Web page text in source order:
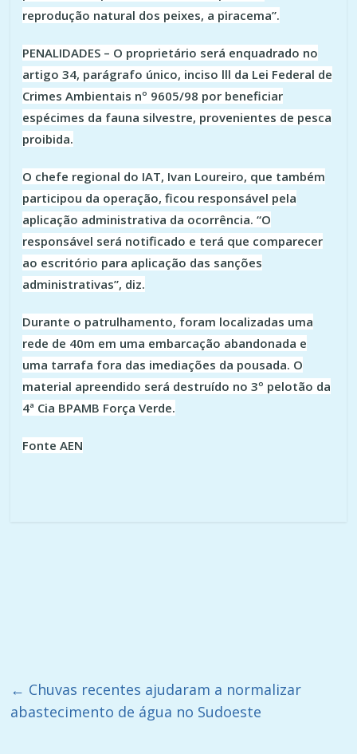
reprodução natural dos peixes, a piracema”.
PENALIDADES – O proprietário será enquadrado no
artigo 34, parágrafo único, inciso lll da Lei Federal de
Crimes Ambientais nº 9605/98 por beneficiar
espécimes da fauna silvestre, provenientes de pesca
proibida.
O chefe regional do IAT, Ivan Loureiro, que também
participou da operação, ficou responsável pela
aplicação administrativa da ocorrência. “O
responsável será notificado e terá que comparecer
ao escritório para aplicação das sanções
administrativas”, diz.
Durante o patrulhamento, foram localizadas uma
rede de 40m em uma embarcação abandonada e
uma tarrafa fora das imediações da pousada. O
material apreendido será destruído no 3º pelotão da
4ª Cia BPAMB Força Verde.
Fonte AEN
← Chuvas recentes ajudaram a normalizar
abastecimento de água no Sudoeste